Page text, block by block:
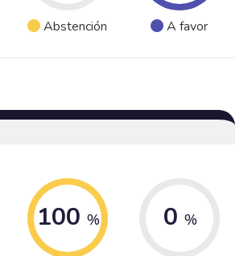
Abstención A favor
100 % 0 %